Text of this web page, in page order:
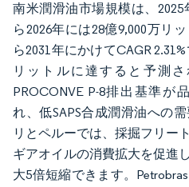
南米潤滑油市場規模は、2025
ら2026年には28億9,000万リ
ら2031年にかけてCAGR
リットルに達すると予測
PROCONVE P-8排出基準が
れ、低SAPS合成潤滑油への
リとペルーでは、採掘フリー
ギアオイルの消費拡大を促進
大5倍短縮できます。